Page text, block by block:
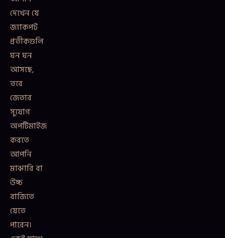
দেখেন যে
জ্যাকপট
প্রতীকগুলি
ঘন ঘন
আসছে,
তবে
জেতার
সুযোগ
অপটিমাইজ
করতে
আপনি
মাঝারি বা
উচ্চ
বাজিতে
যেতে
পারেন।